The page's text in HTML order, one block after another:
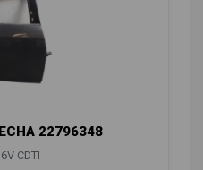
22796348
CDTI